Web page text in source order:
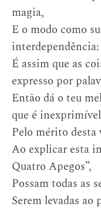
magia,
E o modo como
interdependência:
É assim que as
expresso por
Então dá o teu
que é
Pelo mérito desta
Ao explicar esta
Quatro Apegos”,
Possam todas as
Serem levadas